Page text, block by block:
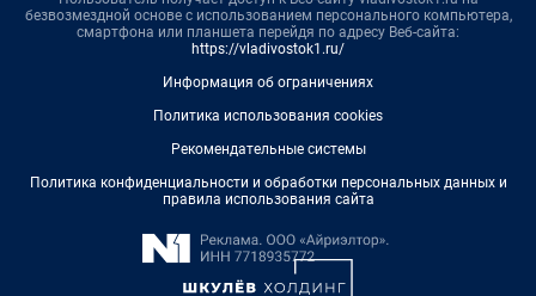
безвозмездной основе с использованием персонального компьютера,
смартфона или планшета перейдя по адресу Веб-сайта:
https://vladivostok1.ru/
Информация об ограничениях
Политика использования cookies
Рекомендательные системы
Политика конфиденциальности и обработки персональных данных и
правила использования сайта